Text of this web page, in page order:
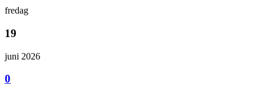
fredag
19
juni 2026
0